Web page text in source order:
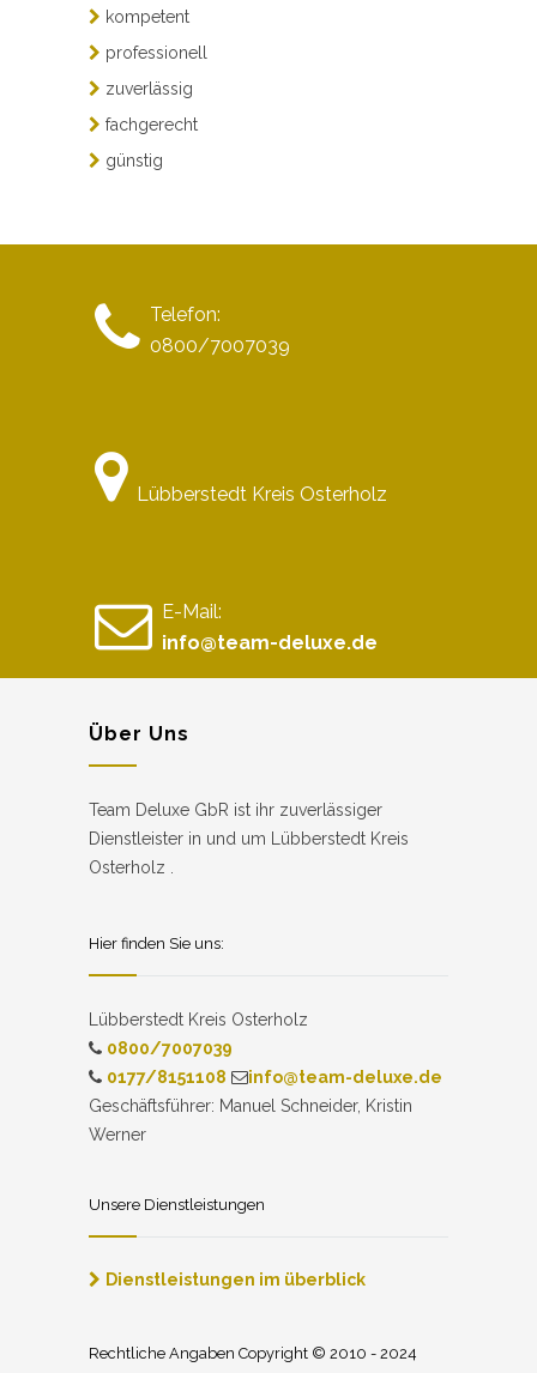
kompetent
professionell
zuverlässig
fachgerecht
günstig
Telefon:
0800/7007039
Lübberstedt Kreis Osterholz
E-Mail:
info@team-deluxe.de
Über Uns
Team Deluxe GbR ist ihr zuverlässiger
Dienstleister in und um Lübberstedt Kreis
Osterholz .
Hier finden Sie uns:
Lübberstedt Kreis Osterholz
0800/7007039
0177/8151108
info@team-deluxe.de
Geschäftsführer: Manuel Schneider, Kristin
Werner
Unsere Dienstleistungen
Dienstleistungen im überblick
Rechtliche Angaben Copyright © 2010 - 2024